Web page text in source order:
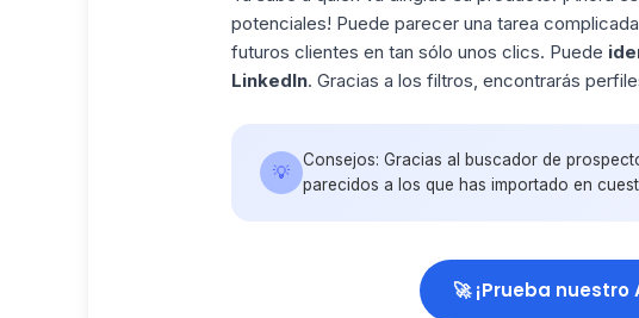
potenciales! Puede parecer una tarea
futuros clientes en tan sólo unos clics. Puede
LinkedIn. Gracias a los filtros, encontrarás
💡
Consejos: Gracias al buscador de
parecidos a los que has importado en
🚀 ¡Prueba